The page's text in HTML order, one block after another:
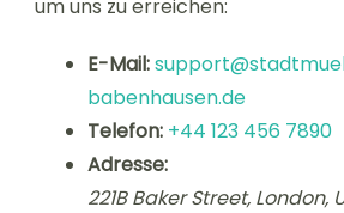
um uns zu erreichen:
E-Mail:
babenhausen.de
Telefon: +44 123 456 7890
Adresse:
221B Baker Street, London,